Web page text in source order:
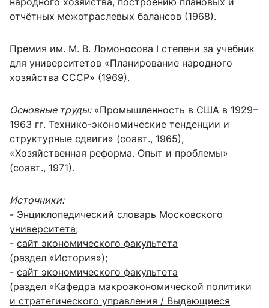
отчётных межотраслевых балансов (1968).
Премия им. М. В. Ломоносова I степени за учебник
для университетов «Планирование народного
хозяйства СССР» (1969).
Основные труды:«Промышленность в США в 1929–
1963 гг. Технико-экономические тенденции и
структурные сдвиги» (соавт., 1965),
«Хозяйственная реформа. Опыт и проблемы»
(соавт., 1971).
Источники:
- Энциклопедический словарь Московского
университета;
- сайт экономического факультета
(раздел «История»);
- сайт экономического факультета
(раздел «Кафедра макроэкономической политики
и стратегического управления / Выдающиеся